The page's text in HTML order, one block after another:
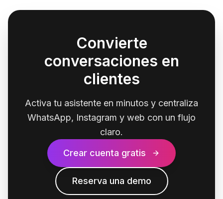
Convierte
conversaciones en
clientes
Activa tu asistente en minutos y centraliza
WhatsApp, Instagram y web con un flujo
claro.
Crear cuenta gratis
Reserva una demo